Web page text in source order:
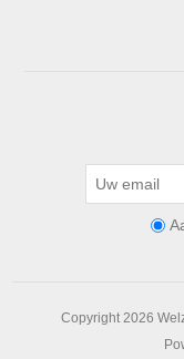
Copyright 2026